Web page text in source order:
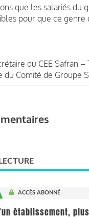
que les salariés du
pour que ce
du CEE Safran –
du Comité de Groupe
ACCÈS ABONNÉ
établissement,